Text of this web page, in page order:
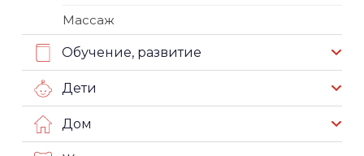
Массаж
Обучение, развитие
Дети
Дом